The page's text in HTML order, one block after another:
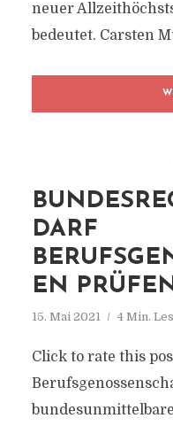
neuer
bedeutet. Carsten
DARF
EN
15. Mai 2021 4 Min.
Click to rate this